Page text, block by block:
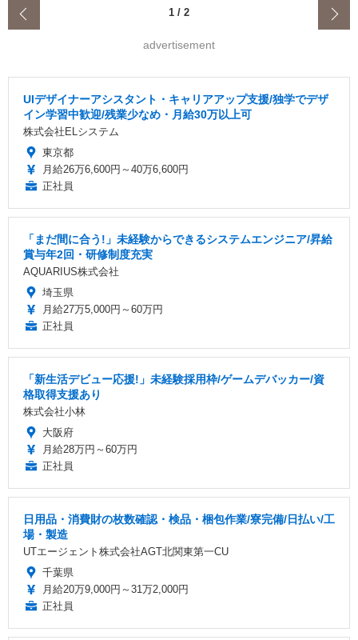
1 / 2
advertisement
UIデザイナーアシスタント・キャリアアップ支援/独学でデザ
イン学習中歓迎/残業少なめ・月給30万以上可
株式会社ELシステム
東京都
月給26万6,600円～40万6,600円
正社員
「まだ間に合う!」未経験からできるシステムエンジニア/昇給
賞与年2回・研修制度充実
AQUARIUS株式会社
埼玉県
月給27万5,000円～60万円
正社員
「新生活デビュー応援!」未経験採用枠/ゲームデバッカー/資
格取得支援あり
株式会社小林
大阪府
月給28万円～60万円
正社員
日用品・消費財の枚数確認・検品・梱包作業/寮完備/日払い/工
場・製造
UTエージェント株式会社AGT北関東第一CU
千葉県
月給20万9,000円～31万2,000円
正社員